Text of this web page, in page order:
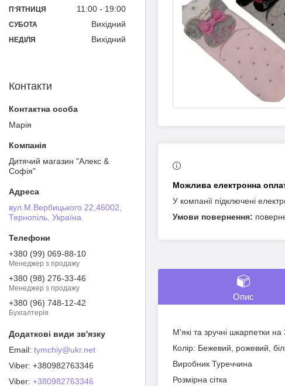
У компанії підключені
Опис
М'які та зручні шкарпетки на
Колір: Бежевий, рожевий,
Виробник Туреччина
Розмірна сітка
ПʼЯТНИЦЯ 11:00 19:00
СУБОТА Вихідний
НЕДІЛЯ Вихідний
Контакти
Марія
Дитячий магазин "Алекс &
Софія"
вул.М.Вербицького 22,46002,
Тернопіль, Україна
+380 (99) 069-88-10
Менеджер з продажу
+380 (98) 276-33-46
Менеджер з продажу
+380 (96) 748-12-42
Бухгалтерія
tymchiy@ukr.net
+380982763346
Viber +380982763346